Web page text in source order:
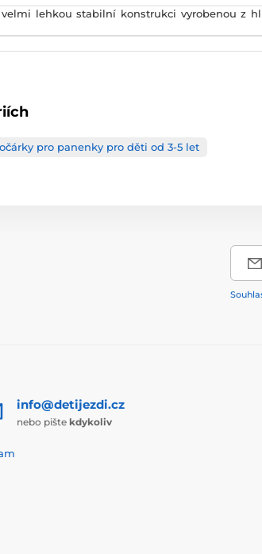
lehkou stabilní konstrukci vyrobenou z
pro panenky pro děti od 3-5 let
info@detijezdi.cz
nebo pište kdykoliv